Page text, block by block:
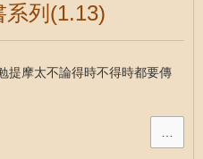
列(1.13)
提摩太不論得時不得時都要傳
…